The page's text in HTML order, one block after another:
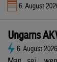
6. August
Ungarns
6. August